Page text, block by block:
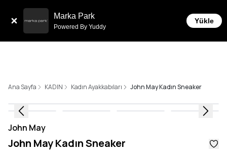
Marka Park
Powered By Yuddy
Yükle
Ana Sayfa KADIN Kadın Ayakkabıları John May Kadın Sneaker
John May
John May Kadın Sneaker